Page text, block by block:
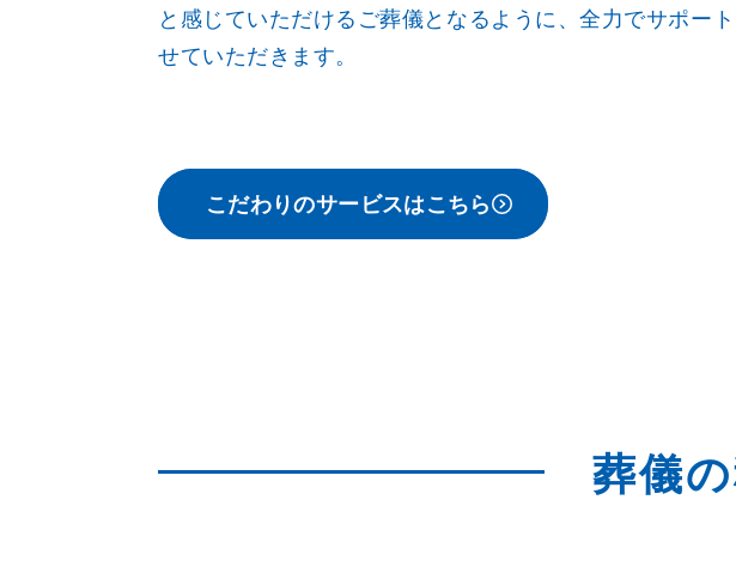
と感じていただけるご葬儀となるように、全力でサポー
せていただきます。
こだわりのサービスはこちら
葬儀